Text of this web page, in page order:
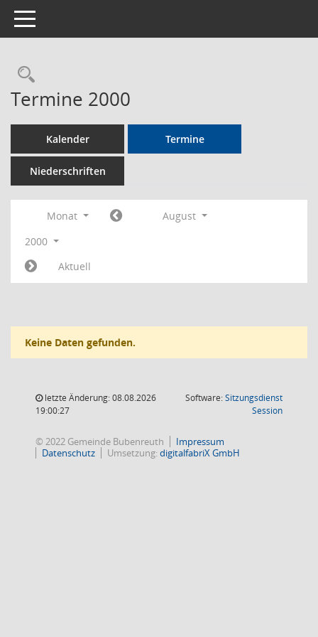
Toggle navigation
Rechercheauswahl
Termine 2000
Kalender Termine
Niederschriften
Monat
August
2000
Aktuell
Keine Daten gefunden.
letzte Änderung: 08.08.2026
19:00:27
Software:Sitzungsdienst
Session(Wird in
© 2022 Gemeinde Bubenreuth
Impressum
Datenschutz
Umsetzung:digitalfabriX GmbH